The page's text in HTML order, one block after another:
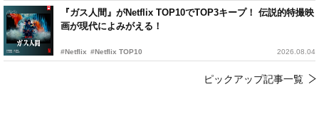
『ガス人間』がNetflix TOP10でTOP3キープ！ 伝説的特撮映
画が現代によみがえる！
#Netflix #Netflix TOP10 2026.08.04
ピックアップ記事一覧